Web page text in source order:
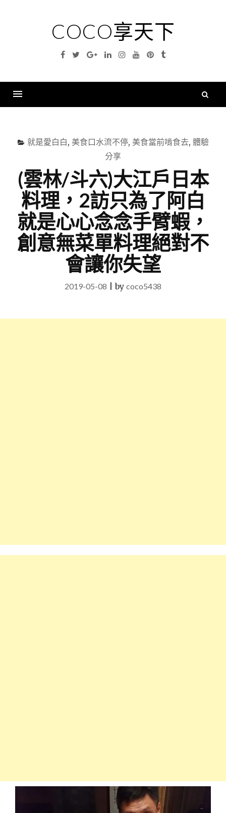
COCO享天下
Facebook
TwitterGoogleLinkedinInstagramYouTubePinterest
Tumblr
就是愛白白, 美食口水流不停, 美食當前啃食去, 體驗
分享
(雲林/斗六)大江戶日本
料理，2訪只為了阿白
就是心心念念手臂蝦，
創意無菜單料理絕對不
會讓你失望
2019-05-08 |by coco5438